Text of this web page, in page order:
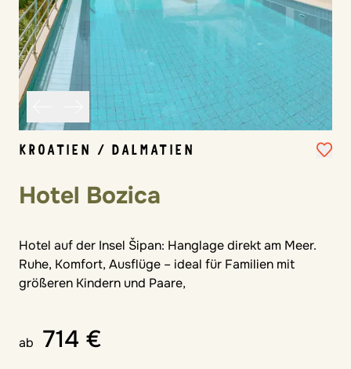
KROATIEN / DALMATIEN
Hotel Bozica
Hotel auf der Insel Šipan: Hanglage direkt am Meer.
Ruhe, Komfort, Ausflüge – ideal für Familien mit
größeren Kindern und Paare,
ab 714 €